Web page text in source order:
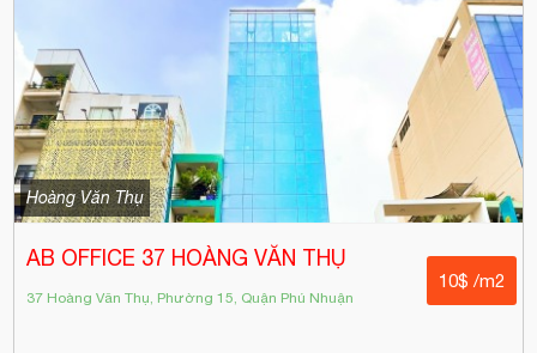
Hoàng Văn Thụ
AB OFFICE 37 HOÀNG VĂN THỤ
37 Hoàng Văn Thụ, Phường 15, Quận Phú Nhuận
10$ /m2